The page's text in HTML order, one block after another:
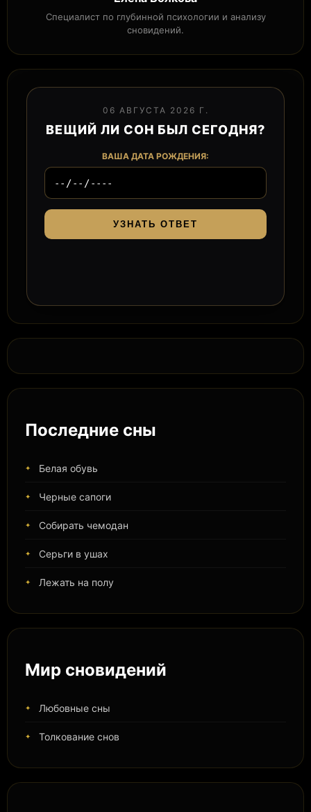
Специалист по глубинной психологии и анализу
сновидений.
06 АВГУСТА 2026 Г.
ВЕЩИЙ ЛИ СОН БЫЛ СЕГОДНЯ?
ВАША ДАТА РОЖДЕНИЯ:
УЗНАТЬ ОТВЕТ
Последние сны
Белая обувь
Черные сапоги
Собирать чемодан
Серьги в ушах
Лежать на полу
Мир сновидений
Любовные сны
Толкование снов